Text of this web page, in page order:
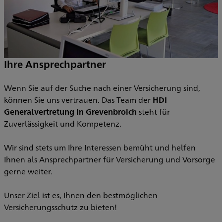
Ihre Ansprechpartner
Wenn Sie auf der Suche nach einer Versicherung sind,
können Sie uns vertrauen. Das Team der HDI
Generalvertretung in Grevenbroich steht für
Zuverlässigkeit und Kompetenz.
Wir sind stets um Ihre Interessen bemüht und helfen
Ihnen als Ansprechpartner für Versicherung und Vorsorge
gerne weiter.
Unser Ziel ist es, Ihnen den bestmöglichen
Versicherungsschutz zu bieten!